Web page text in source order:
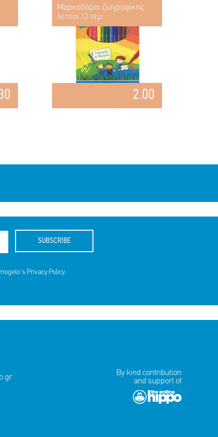
Μαρκαδόροι ζωγραφικής
λεπτοί 12 τεμ.
2.00
SUBSCRIBE
Privacy Policy.
By kind contribution
and support of